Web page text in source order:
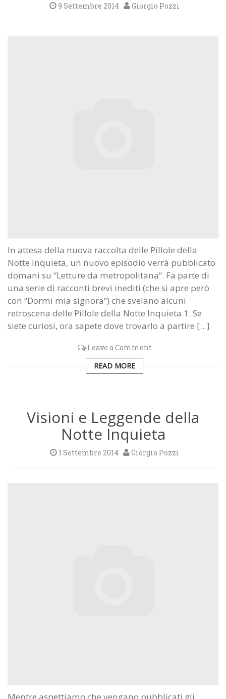
9 Settembre 2014 Giorgio Pozzi
In attesa della nuova raccolta delle Pillole della
Notte Inquieta, un nuovo episodio verrà pubblicato
domani su “Letture da metropolitana“. Fa parte di
una serie di racconti brevi inediti (che si apre però
con “Dormi mia signora”) che svelano alcuni
retroscena delle Pillole della Notte Inquieta 1. Se
siete curiosi, ora sapete dove trovarlo a partire […]
Leave a Comment
READ MORE
Visioni e Leggende della
Notte Inquieta
1 Settembre 2014 Giorgio Pozzi